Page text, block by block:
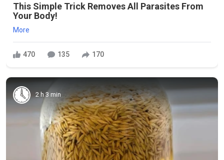
This Simple Trick Removes All Parasites From
Your Body!
More
470 135 170
2 h 3 min